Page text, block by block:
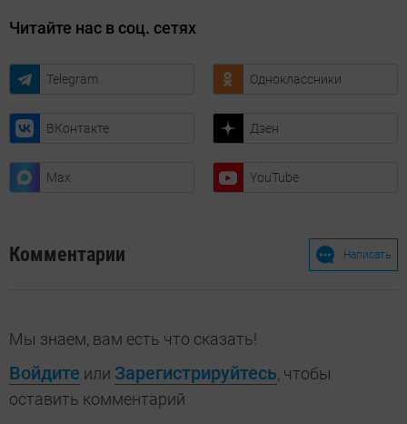
Читайте нас в соц. сетях
Telegram Одноклассники
ВКонтакте Дзен
Max YouTube
Комментарии Написать
Мы знаем, вам есть что сказать!
Войдите или Зарегистрируйтесь, чтобы
оставить комментарий